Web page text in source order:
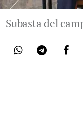
Subasta del